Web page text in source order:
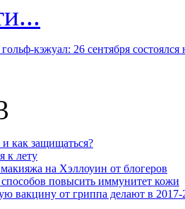
кэжуал: 26 сентября
как защищаться?
к лету
на Хэллоуин от блогеров
повысить иммунитет кожи
вакцину от гриппа делают в 2017-